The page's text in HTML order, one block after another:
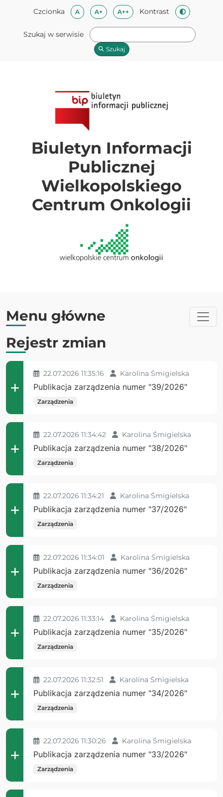
Przeskocz do treści
Mapa strony
Przeskocz do stopki
Czcionka ACzcionka domyślna
A+Czcionka średnia
A++Czcionka duża
Kontrast
Zmień
Szukaj w serwisie
Szukaj
Biuletyn Informacji
Publicznej
Wielkopolskiego
Centrum Onkologii
Menu główne
Rejestr zmian
22.07.2026 11:35:16 Karolina Śmigielska
Publikacja zarządzenia numer "39/2026"
Zarządzenia
22.07.2026 11:34:42 Karolina Śmigielska
Publikacja zarządzenia numer "38/2026"
Zarządzenia
22.07.2026 11:34:21 Karolina Śmigielska
Publikacja zarządzenia numer "37/2026"
Zarządzenia
22.07.2026 11:34:01 Karolina Śmigielska
Publikacja zarządzenia numer "36/2026"
Zarządzenia
22.07.2026 11:33:14 Karolina Śmigielska
Publikacja zarządzenia numer "35/2026"
Zarządzenia
22.07.2026 11:32:51 Karolina Śmigielska
Publikacja zarządzenia numer "34/2026"
Zarządzenia
22.07.2026 11:30:26 Karolina Śmigielska
Publikacja zarządzenia numer "33/2026"
Zarządzenia